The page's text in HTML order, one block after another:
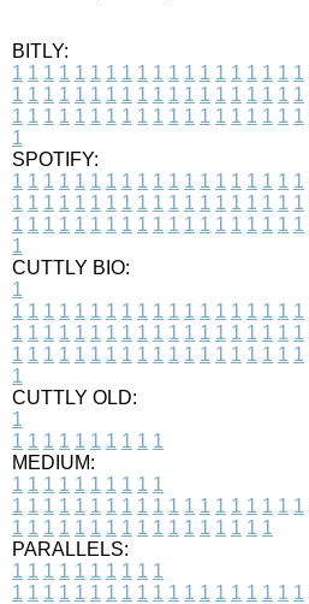
BITLY:
1 1 1 1 1 1 1 1 1 1 1 1 1 1 1 1 1 1 1
1 1 1 1 1 1 1 1 1 1 1 1 1 1 1 1 1 1 1
1 1 1 1 1 1 1 1 1 1 1 1 1 1 1 1 1 1 1
1
SPOTIFY:
1 1 1 1 1 1 1 1 1 1 1 1 1 1 1 1 1 1 1
1 1 1 1 1 1 1 1 1 1 1 1 1 1 1 1 1 1 1
1 1 1 1 1 1 1 1 1 1 1 1 1 1 1 1 1 1 1
1
CUTTLY BIO:
1
1 1 1 1 1 1 1 1 1 1 1 1 1 1 1 1 1 1 1
1 1 1 1 1 1 1 1 1 1 1 1 1 1 1 1 1 1 1
1 1 1 1 1 1 1 1 1 1 1 1 1 1 1 1 1 1 1
1
CUTTLY OLD:
1
1 1 1 1 1 1 1 1 1 1
MEDIUM:
1 1 1 1 1 1 1 1 1 1
1 1 1 1 1 1 1 1 1 1 1 1 1 1 1 1 1 1 1
1 1 1 1 1 1 1 1 1 1 1 1 1 1 1 1 1
PARALLELS:
1 1 1 1 1 1 1 1 1 1
1 1 1 1 1 1 1 1 1 1 1 1 1 1 1 1 1 1 1